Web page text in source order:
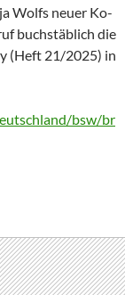
Wolfs neuer Ko-
buchstäblich die
(Heft 21/2025) in
bsw/br